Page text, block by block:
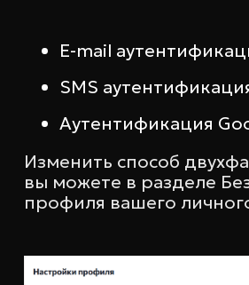
E-mail
SMS
Аутентификация
Изменить способ
вы можете в разделе
профиля вашего